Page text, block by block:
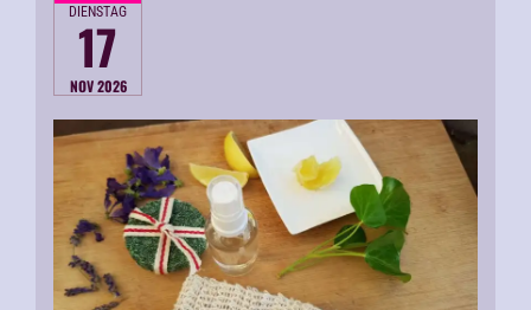
DIENSTAG
17
NOV 2026